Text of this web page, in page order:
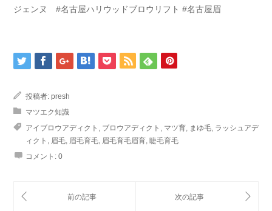
ジェンヌ #名古屋ハリウッドブロウリフト #名古屋眉
投稿者: presh
マツエク知識
アイブロウアディクト
ブロウアディクト マツ育 まゆ毛 ラッシュアデ
ィクト
眉毛 眉毛育毛 眉毛育毛眉育 睫毛育毛
コメント: 0